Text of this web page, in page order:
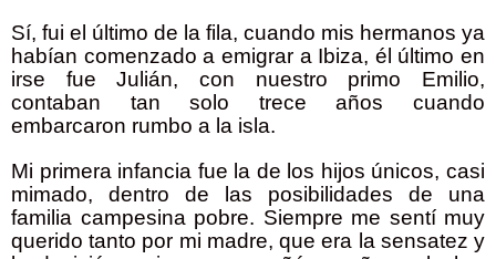
Sí, fui el último de la fila, cuando mis hermanos ya
habían comenzado a emigrar a Ibiza, él último en
irse fue Julián, con nuestro primo Emilio,
contaban tan solo trece años cuando
embarcaron rumbo a la isla.
Mi primera infancia fue la de los hijos únicos, casi
mimado, dentro de las posibilidades de una
familia campesina pobre. Siempre me sentí muy
querido tanto por mi madre, que era la sensatez y